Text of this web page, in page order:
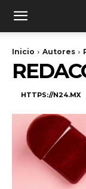
Inicio Autores
HTTPS://N24.MX